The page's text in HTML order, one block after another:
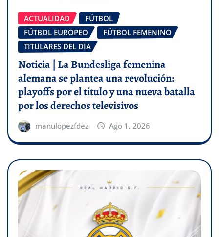
ACTUALIDAD
FÚTBOL
FÚTBOL EUROPEO
FÚTBOL FEMENINO
TITULARES DEL DÍA
Noticia | La Bundesliga femenina
alemana se plantea una revolución:
playoffs por el título y una nueva batalla
por los derechos televisivos
manulopezfdez Ago 1, 2026